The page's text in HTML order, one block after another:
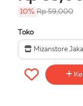
10% Rp 59,000
Toko
Mizanstore